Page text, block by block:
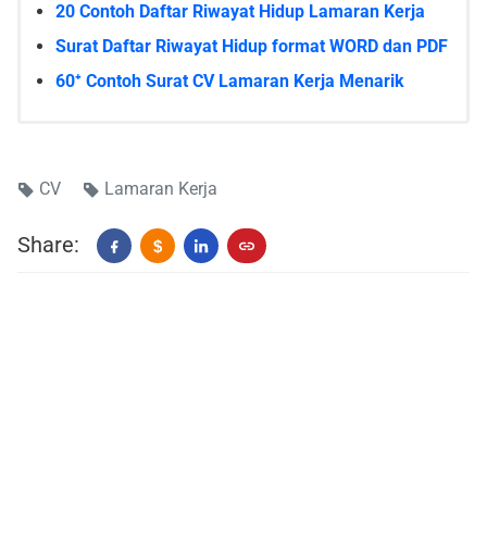
20 Contoh Daftar Riwayat Hidup Lamaran Kerja
Surat Daftar Riwayat Hidup format WORD dan PDF
60⁺ Contoh Surat CV Lamaran Kerja Menarik
CV Lamaran Kerja
Share: $